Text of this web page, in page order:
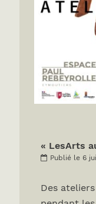
« LesArts
Publié le 6
Des